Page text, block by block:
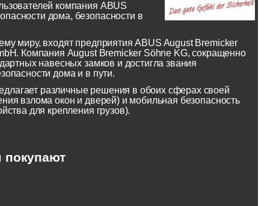
компания ABUS
дома, безопасности в
миру, входят предприятия ABUS August Bremicker
Компания August Bremicker Söhne KG, сокращенно
навесных замков и достигла звания
дома и в пути.
различные решения в обоих сферах своей
взлома окон и дверей) и мобильная безопасность
для крепления грузов).
покупают